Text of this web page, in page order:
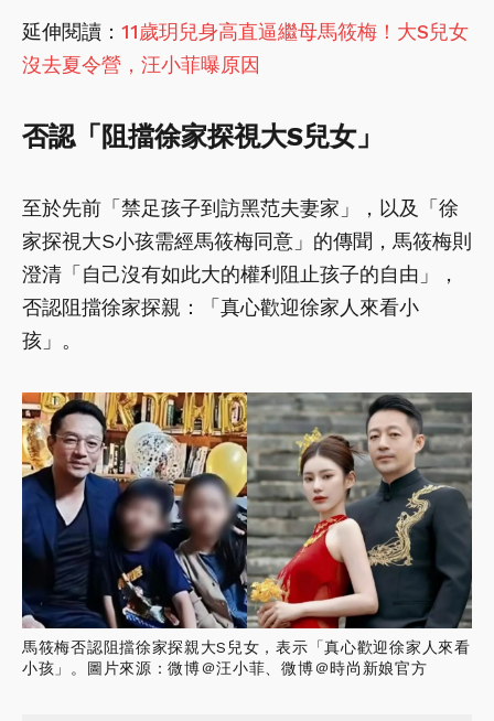
延伸閱讀： 11歲玥兒身高直逼繼母馬筱梅！大S兒女
沒去夏令營，汪小菲曝原因
否認「阻擋徐家探視大S兒女」
至於先前「禁足孩子到訪黑范夫妻家」，以及「徐
家探視大S小孩需經馬筱梅同意」的傳聞，馬筱梅則
澄清「自己沒有如此大的權利阻止孩子的自由」，
否認阻擋徐家探親：「真心歡迎徐家人來看小
孩」。
馬筱梅否認阻擋徐家探親大S兒女，表示「真心歡迎徐家人來看
小孩」。圖片來源：微博＠汪小菲、微博＠時尚新娘官方